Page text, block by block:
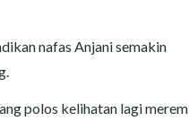
nafas Anjani semakin
polos kelihatan lagi merem